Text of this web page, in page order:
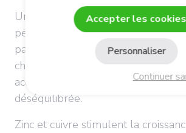
Un déficit d'apport en fer peut
perte diffuse de cheveux. Le
passager et peut-être causé par des
changements hormonaux, du
accru en fer chez les femmes et
déséquilibrée.
Zinc et cuivre stimulent la
Accepter les cookies
Continuer
Personnaliser